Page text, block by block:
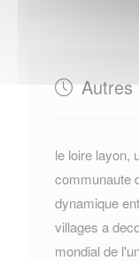
Autres
le loire layon,
communaute
dynamique
villages a
mondial de